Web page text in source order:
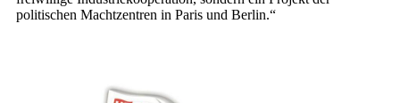
politischen Machtzentren in Paris und Berlin.“